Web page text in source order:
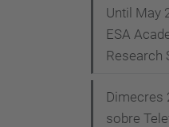
Until May
ESA
Research
Dimecres
sobre